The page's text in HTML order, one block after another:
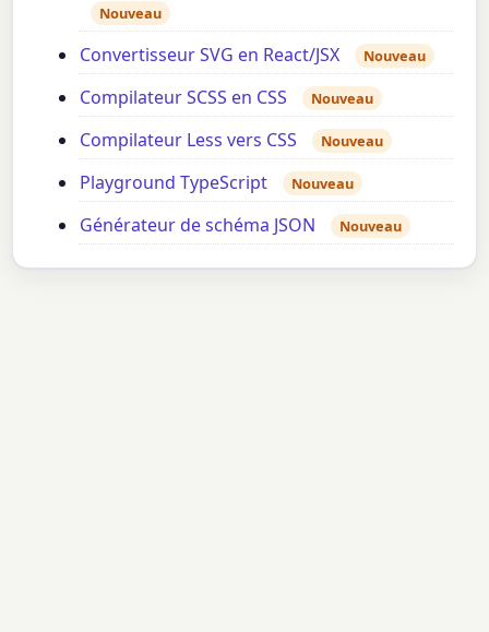
Nouveau
Convertisseur SVG en React/JSX Nouveau
Compilateur SCSS en CSS Nouveau
Compilateur Less vers CSS Nouveau
Playground TypeScript Nouveau
Générateur de schéma JSON Nouveau